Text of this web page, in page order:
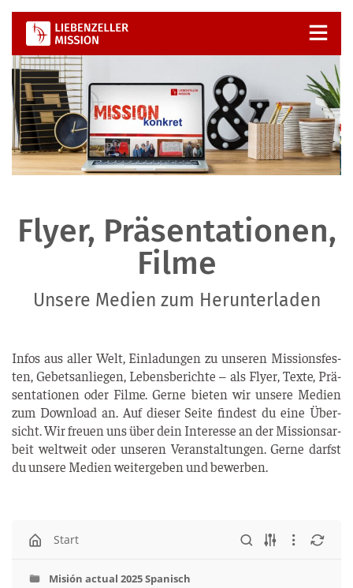
Zum
Inhalt
springen
Flyer, Präsentationen,
Filme
Unsere Medien zum Herunterladen
Infos aus aller Welt, Ein­la­dun­gen zu unse­ren Mis­si­ons­fes­
ten, Gebets­an­lie­gen, Lebens­be­rich­te – als Fly­er, Tex­te, Prä­
sen­ta­tio­nen oder Fil­me. Ger­ne bie­ten wir unse­re Medi­en
zum Down­load an. Auf die­ser Sei­te fin­dest du eine Über­
sicht. Wir freu­en uns über dein Inter­es­se an der Mis­si­ons­ar­
beit welt­weit oder unse­ren Ver­an­stal­tun­gen. Ger­ne darfst
du unse­re Medi­en wei­ter­ge­ben und bewerben.
Start
Misión actual 2025 Spanisch